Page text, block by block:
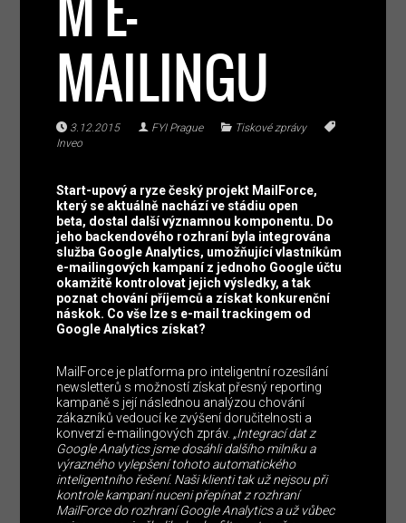
MAILINGU
3.12.2015 FYI Prague
Tiskové zprávy
Inveo
Start-upový a ryze český projekt MailForce,
který se aktuálně nachází ve stádiu open
beta, dostal další významnou komponentu. Do
jeho backendového rozhraní byla integrována
služba Google Analytics, umožňující vlastníkům
e-mailingových kampaní z jednoho Google účtu
okamžitě kontrolovat jejich výsledky, a tak
poznat chování příjemců a získat konkurenční
náskok. Co vše lze s e-mail trackingem od
Google Analytics získat?
MailForce je platforma pro inteligentní rozesílání
newsletterů s možností získat přesný reporting
kampaně s její následnou analýzou chování
zákazníků vedoucí ke zvýšení doručitelnosti a
konverzí e-mailingových zpráv. „Integrací dat z
Google Analytics jsme dosáhli dalšího milníku a
výrazného vylepšení tohoto automatického
inteligentního řešení. Naši klienti tak už nejsou při
kontrole kampaní nuceni přepínat z rozhraní
MailForce do rozhraní Google Analytics a už vůbec